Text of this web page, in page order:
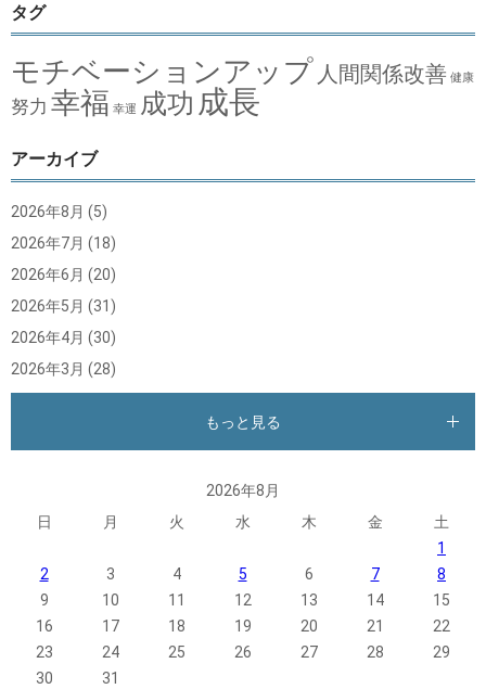
タグ
モチベーションアップ 人間関係改善 健康
努力 幸福 幸運 成功 成長
アーカイブ
2026年8月 (5)
2026年7月 (18)
2026年6月 (20)
2026年5月 (31)
2026年4月 (30)
2026年3月 (28)
もっと見る
2026年8月
日
月 火 水 木 金
土
1
2
3 4 5 6 7
8
9
10 11 12 13 14
15
16
17 18 19 20 21
22
23
24 25 26 27 28
29
30
31